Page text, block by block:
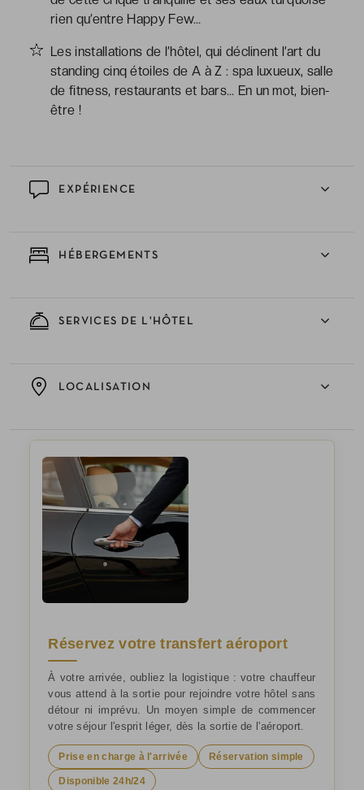
rien qu’entre Happy Few…
Les installations de l’hôtel, qui déclinent l’art du
standing cinq étoiles de A à Z : spa luxueux, salle
de fitness, restaurants et bars… En un mot, bien-
être !
EXPÉRIENCE
HÉBERGEMENTS
SERVICES DE L'HÔTEL
LOCALISATION
Réservez votre transfert aéroport
À votre arrivée, oubliez la logistique : votre chauffeur
vous attend à la sortie pour rejoindre votre hôtel sans
détour ni imprévu. Un moyen simple de commencer
votre séjour l'esprit léger, dès la sortie de l'aéroport.
Prise en charge à l'arrivée Réservation simple
Disponible 24h/24